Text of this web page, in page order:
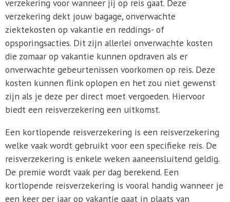
verzekering voor wanneer jij op reis gaat. Deze
verzekering dekt jouw bagage, onverwachte
ziektekosten op vakantie en reddings- of
opsporingsacties. Dit zijn allerlei onverwachte kosten
die zomaar op vakantie kunnen opdraven als er
onverwachte gebeurtenissen voorkomen op reis. Deze
kosten kunnen flink oplopen en het zou niet gewenst
zijn als je deze per direct moet vergoeden. Hiervoor
biedt een reisverzekering een uitkomst.
Een kortlopende reisverzekering is een reisverzekering
welke vaak wordt gebruikt voor een specifieke reis. De
reisverzekering is enkele weken aaneensluitend geldig.
De premie wordt vaak per dag berekend. Een
kortlopende reisverzekering is vooral handig wanneer je
een keer per jaar op vakantie gaat in plaats van